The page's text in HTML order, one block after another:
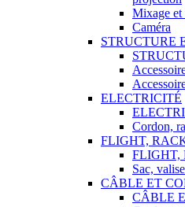
Mixage et
Caméra
STRUCTURE
ELECTRICITÉ
Cordon,
FLIGHT,
FLIGHT,
Sac,
CÂBLE ET
CÂBLE